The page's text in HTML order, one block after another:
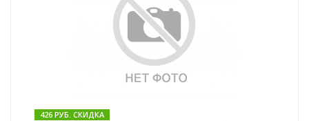
426 РУБ. СКИДКА